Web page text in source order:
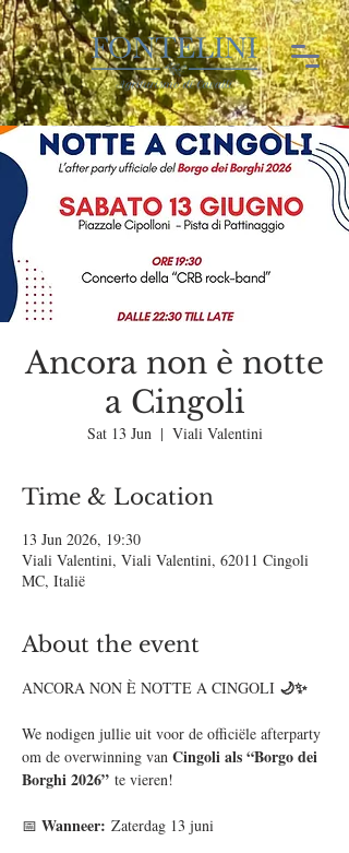
Ancora non è notte
a Cingoli
Sat 13 Jun
  |
Viali Valentini
Time & Location
13 Jun 2026, 19:30
Viali Valentini, Viali Valentini, 62011 Cingoli
MC, Italië
About the event
ANCORA NON È NOTTE A CINGOLI 🌙✨
We nodigen jullie uit voor de officiële afterparty
om de overwinning van Cingoli als “Borgo dei
Borghi 2026” te vieren!
📅 Wanneer: Zaterdag 13 juni